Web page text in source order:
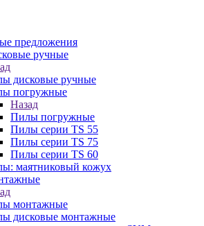
предложения
ручные
дисковые ручные
погружные
Назад
Пилы погружные
Пилы серии TS 55
Пилы серии TS 75
Пилы серии TS 60
маятниковый кожух
монтажные
дисковые монтажные